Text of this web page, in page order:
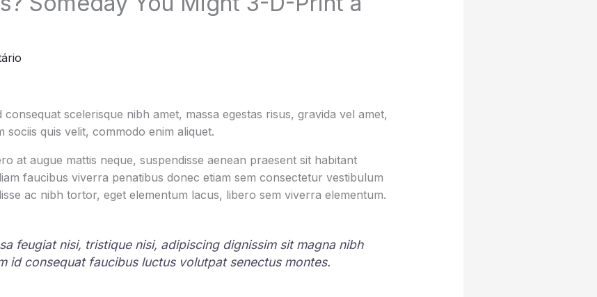
scelerisque nibh amet, massa egestas risus, gravida vel amet,
quis velit, commodo enim aliquet.
at augue mattis neque, suspendisse aenean praesent sit habitant
faucibus viverra penatibus donec etiam sem consectetur vestibulum
ac nibh tortor, eget elementum lacus, libero sem viverra elementum.
feugiat nisi, tristique nisi, adipiscing dignissim sit magna nibh
id consequat faucibus luctus volutpat senectus montes.